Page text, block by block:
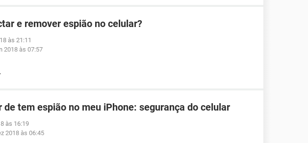
e remover espião no celular?
às 21:11
2018 às 07:57
de tem espião no meu iPhone: segurança do celular
às 16:19
2018 às 06:45